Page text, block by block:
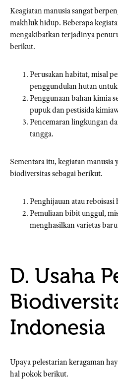
Keagiatan manusia sangat
makhluk hidup. Beberapa
mengakibatkan terjadinya
berikut.
Perusakan habitat, misal
penggundulan hutan
Penggunaan bahan kimia
pupuk dan pestisida
Pencemaran lingkungan
tangga.
Sementara itu, kegiatan
biodiversitas sebagai berikut.
Penghijauan atau reboisasi
Pemuliaan bibit unggul,
menghasilkan varietas
D. Usaha
Indonesia
Upaya pelestarian keragaman
hal pokok berikut.